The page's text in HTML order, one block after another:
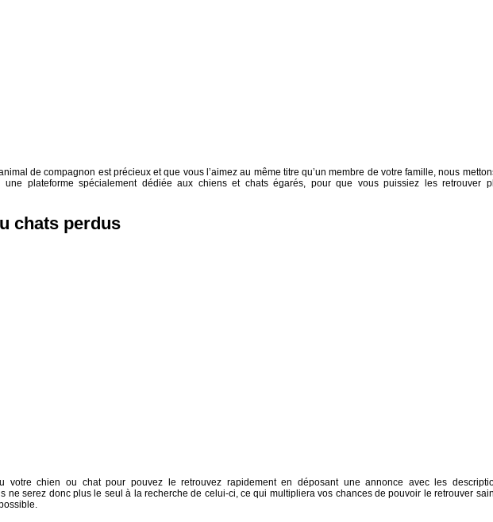
de compagnon est précieux et que vous l’aimez au même titre qu’un membre de votre famille, nous
une plateforme spécialement dédiée aux chiens et chats égarés, pour que vous puissiez les retrouver
chats perdus
votre chien ou chat pour pouvez le retrouvez rapidement en déposant une annonce avec les
ne serez donc plus le seul à la recherche de celui-ci, ce qui multipliera vos chances de pouvoir le retrouver